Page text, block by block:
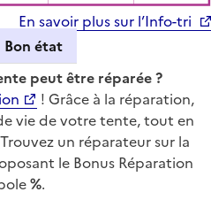
En savoir plus sur l’Info-tri
Bon état
peut être réparée ?
! Grâce à la réparation,
vie de votre tente, tout en
un réparateur sur la
le Bonus Réparation
%.